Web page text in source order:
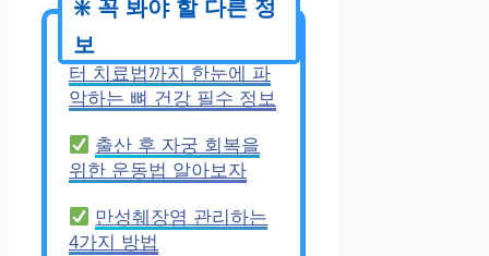
터 치료법까지 한눈에 파
악하는 뼈 건강 필수 정보
출산 후 자궁 회복을
위한 운동법 알아보자
만성췌장염 관리하는
4가지 방법